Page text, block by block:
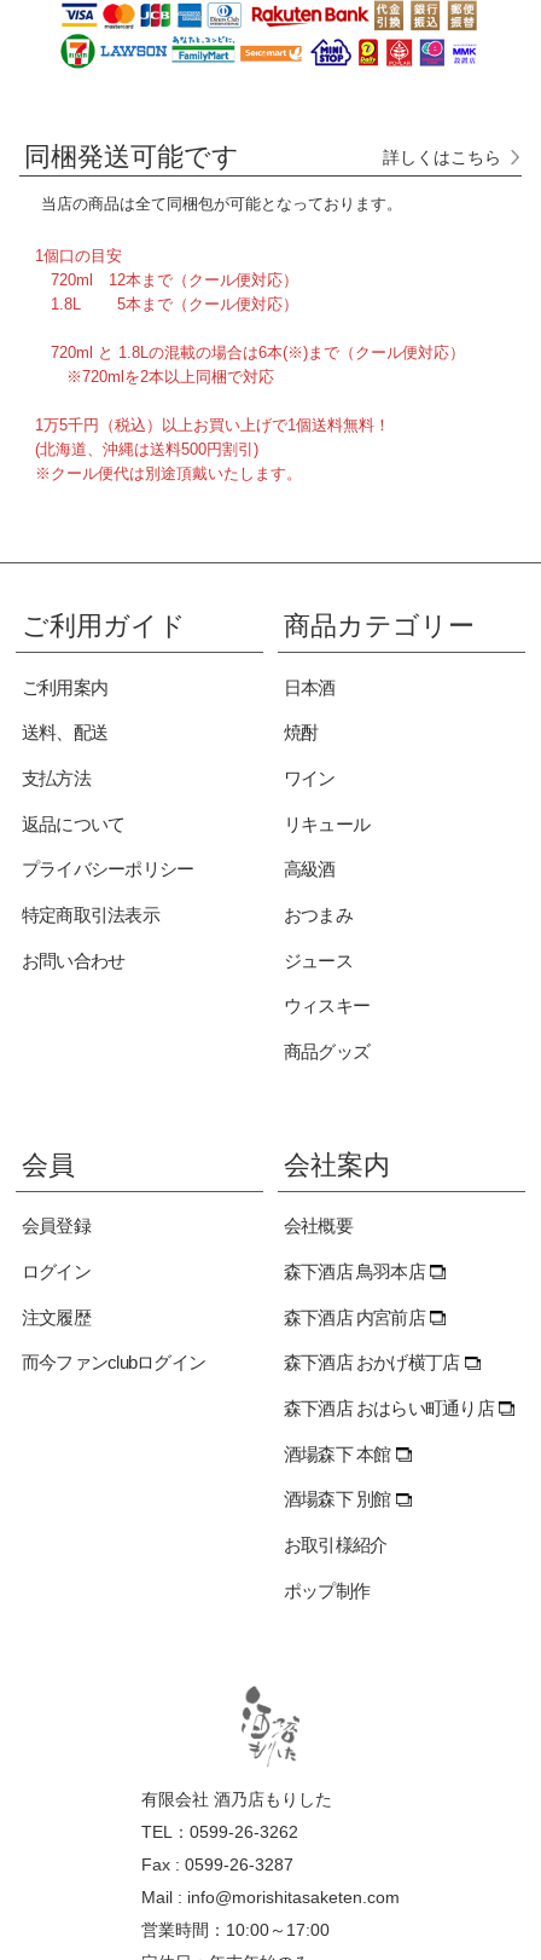
同梱発送可能です 詳しくはこちら
当店の商品は全て 同梱包が可能となっております。
1個口の目安
720ml 12本まで（クール便対応）
1.8L 5本まで（クール便対応）
720ml と 1.8Lの混載の場合は6本(※)まで（クール便対応）
※720mlを2本以上同梱で対応
1万5千円（税込）以上お買い上げで1個送料無料！
(北海道、沖縄は送料500円割引)
※クール便代は別途頂戴いたします。
ご利用ガイド
ご利用案内
送料、配送
支払方法
返品について
プライバシーポリシー
特定商取引法表示
お問い合わせ
商品カテゴリー
日本酒
焼酎
ワイン
リキュール
高級酒
おつまみ
ジュース
ウィスキー
商品グッズ
会員
会員登録
ログイン
注文履歴
而今ファンclubログイン
会社案内
会社概要
森下酒店 鳥羽本店
森下酒店 内宮前店
森下酒店 おかげ横丁店
森下酒店 おはらい町通り店
酒場森下 本館
酒場森下 別館
お取引様紹介
ポップ制作
有限会社 酒乃店もりした
TEL：0599-26-3262
Fax : 0599-26-3287
Mail : info@morishitasaketen.com
営業時間：10:00～17:00